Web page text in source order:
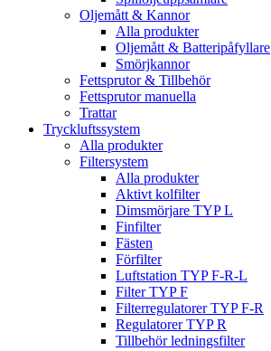
Oljemått & Kannor
Alla produkter
Oljemått & Batteripåfyllare
Smörjkannor
Fettsprutor & Tillbehör
Fettsprutor manuella
Trattar
Tryckluftssystem
Alla produkter
Filtersystem
Alla produkter
Aktivt kolfilter
Dimsmörjare TYP L
Finfilter
Fästen
Förfilter
Luftstation TYP F-R-L
Filter TYP F
Filterregulatorer TYP F-R
Regulatorer TYP R
Tillbehör ledningsfilter